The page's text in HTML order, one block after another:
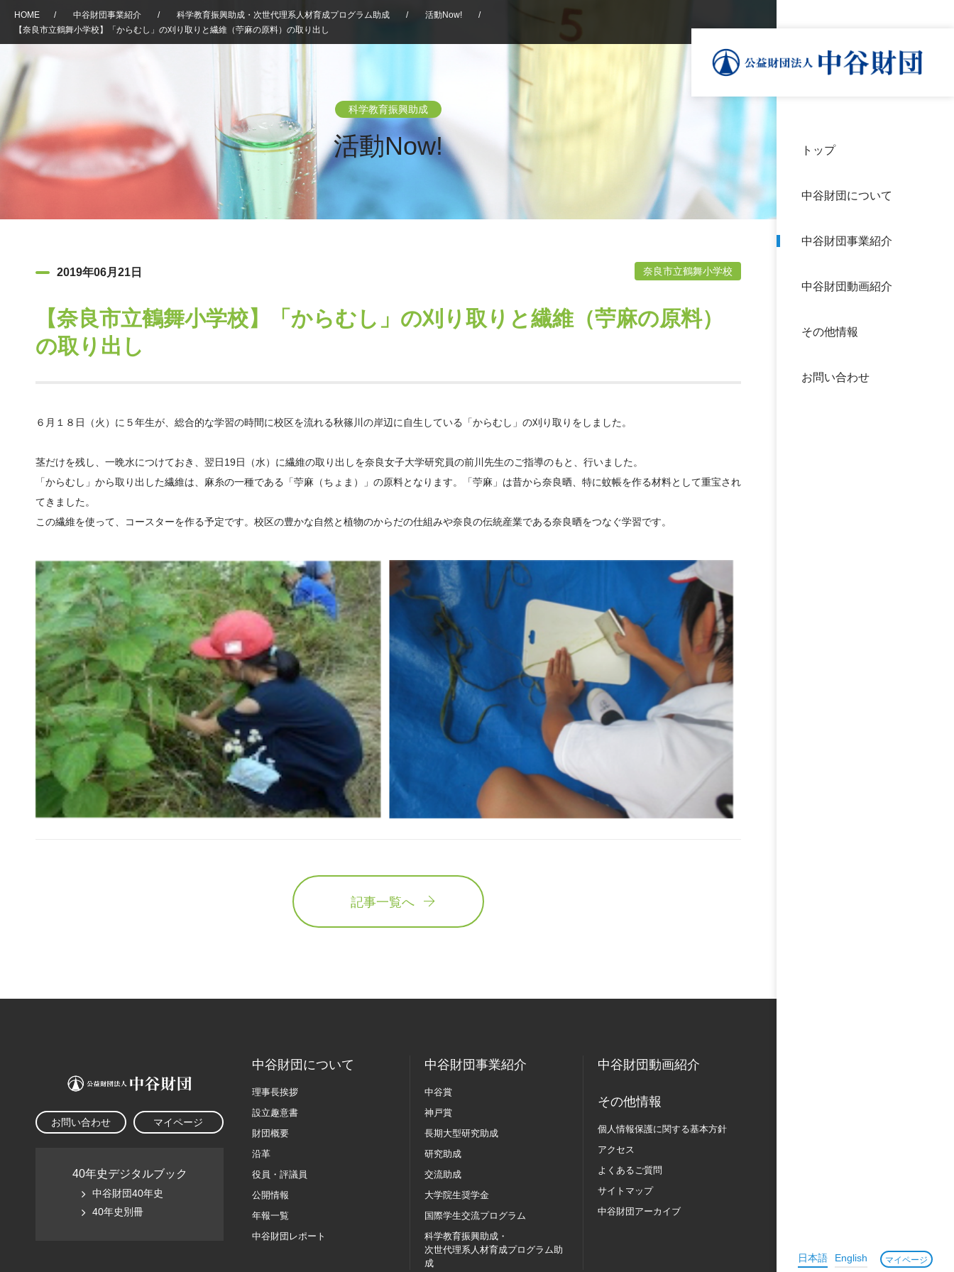
トップ
中谷財団について
中谷財団事業紹介
中谷財団動画紹介
その他情報
お問い合わせ
日本語 English マイページ
HOME / 中谷財団事業紹介 / 科学教育振興助成・次世代理系人材育成プログラム助成 / 活動Now!
/
【奈良市立鶴舞小学校】「からむし」の刈り取りと繊維（苧麻の原料）の取り出し
科学教育振興助成
活動Now!
2019年06月21日 奈良市立鶴舞小学校
【奈良市立鶴舞小学校】「からむし」の刈り取りと繊維（苧麻の原料）
の取り出し
６月１８日（火）に５年生が、総合的な学習の時間に校区を流れる秋篠川の岸辺に自生している「からむし」の刈り取りをしました。
茎だけを残し、一晩水につけておき、翌日19日（水）に繊維の取り出しを奈良女子大学研究員の前川先生のご指導のもと、行いました。
「からむし」から取り出した繊維は、麻糸の一種である「苧麻（ちょま）」の原料となります。「苧麻」は昔から奈良晒、特に蚊帳を作る材料として重宝され
てきました。
この繊維を使って、コースターを作る予定です。校区の豊かな自然と植物のからだの仕組みや奈良の伝統産業である奈良晒をつなぐ学習です。
記事一覧へ
お問い合わせ マイページ
40年史デジタルブック
中谷財団40年史
40年史別冊
中谷財団について
理事長挨拶
設立趣意書
財団概要
沿革
役員・評議員
公開情報
年報一覧
中谷財団レポート
中谷財団事業紹介
中谷賞
神戸賞
長期大型研究助成
研究助成
交流助成
大学院生奨学金
国際学生交流プログラム
科学教育振興助成・
次世代理系人材育成プログラム助
成
中谷財団動画紹介
その他情報
個人情報保護に関する基本方針
アクセス
よくあるご質問
サイトマップ
中谷財団アーカイブ